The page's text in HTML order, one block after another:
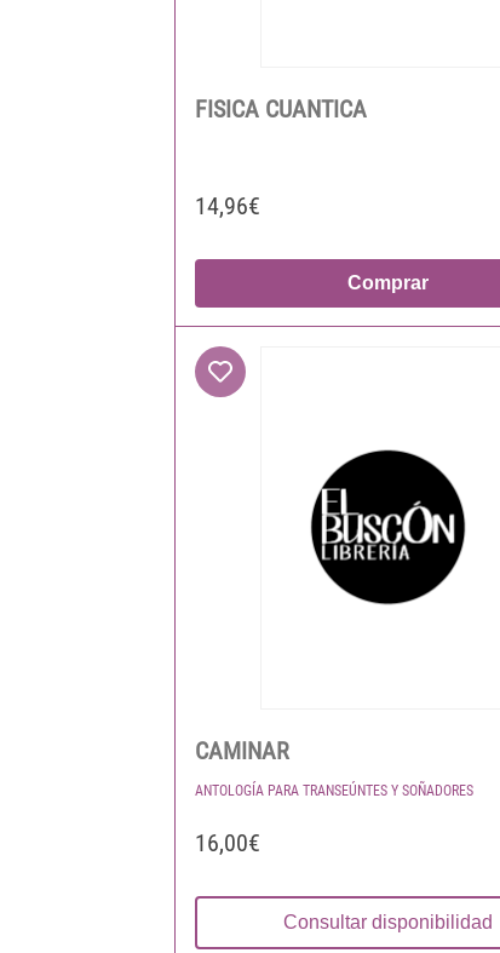
FISICA CUANTICA
14,96€
Comprar
CAMINAR
ANTOLOGÍA PARA TRANSEÚNTES Y SOÑADORES
16,00€
Consultar disponibilidad